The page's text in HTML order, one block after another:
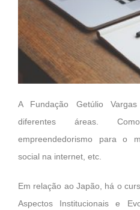
A Fundação Getúlio
diferentes áreas.
empreendedorismo para o
social na internet, etc.
Em relação ao Japão, há o
Aspectos Institucionais e